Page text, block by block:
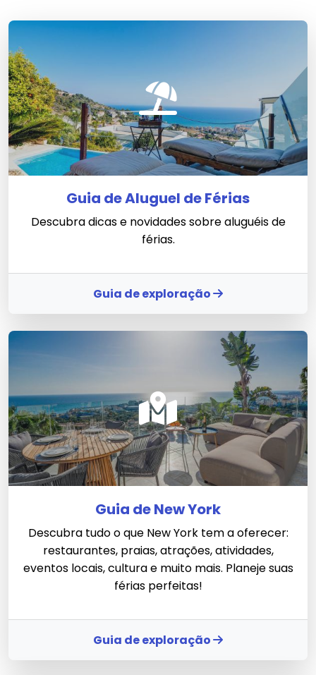
Guia de Aluguel de Férias
Descubra dicas e novidades sobre aluguéis de
férias.
Guia de exploração
Guia de New York
Descubra tudo o que New York tem a oferecer:
restaurantes, praias, atrações, atividades,
eventos locais, cultura e muito mais. Planeje suas
férias perfeitas!
Guia de exploração